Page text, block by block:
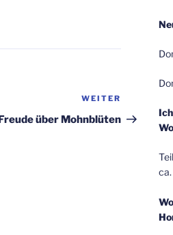
Beitrag
WEITER
Freude über Mohnblüten